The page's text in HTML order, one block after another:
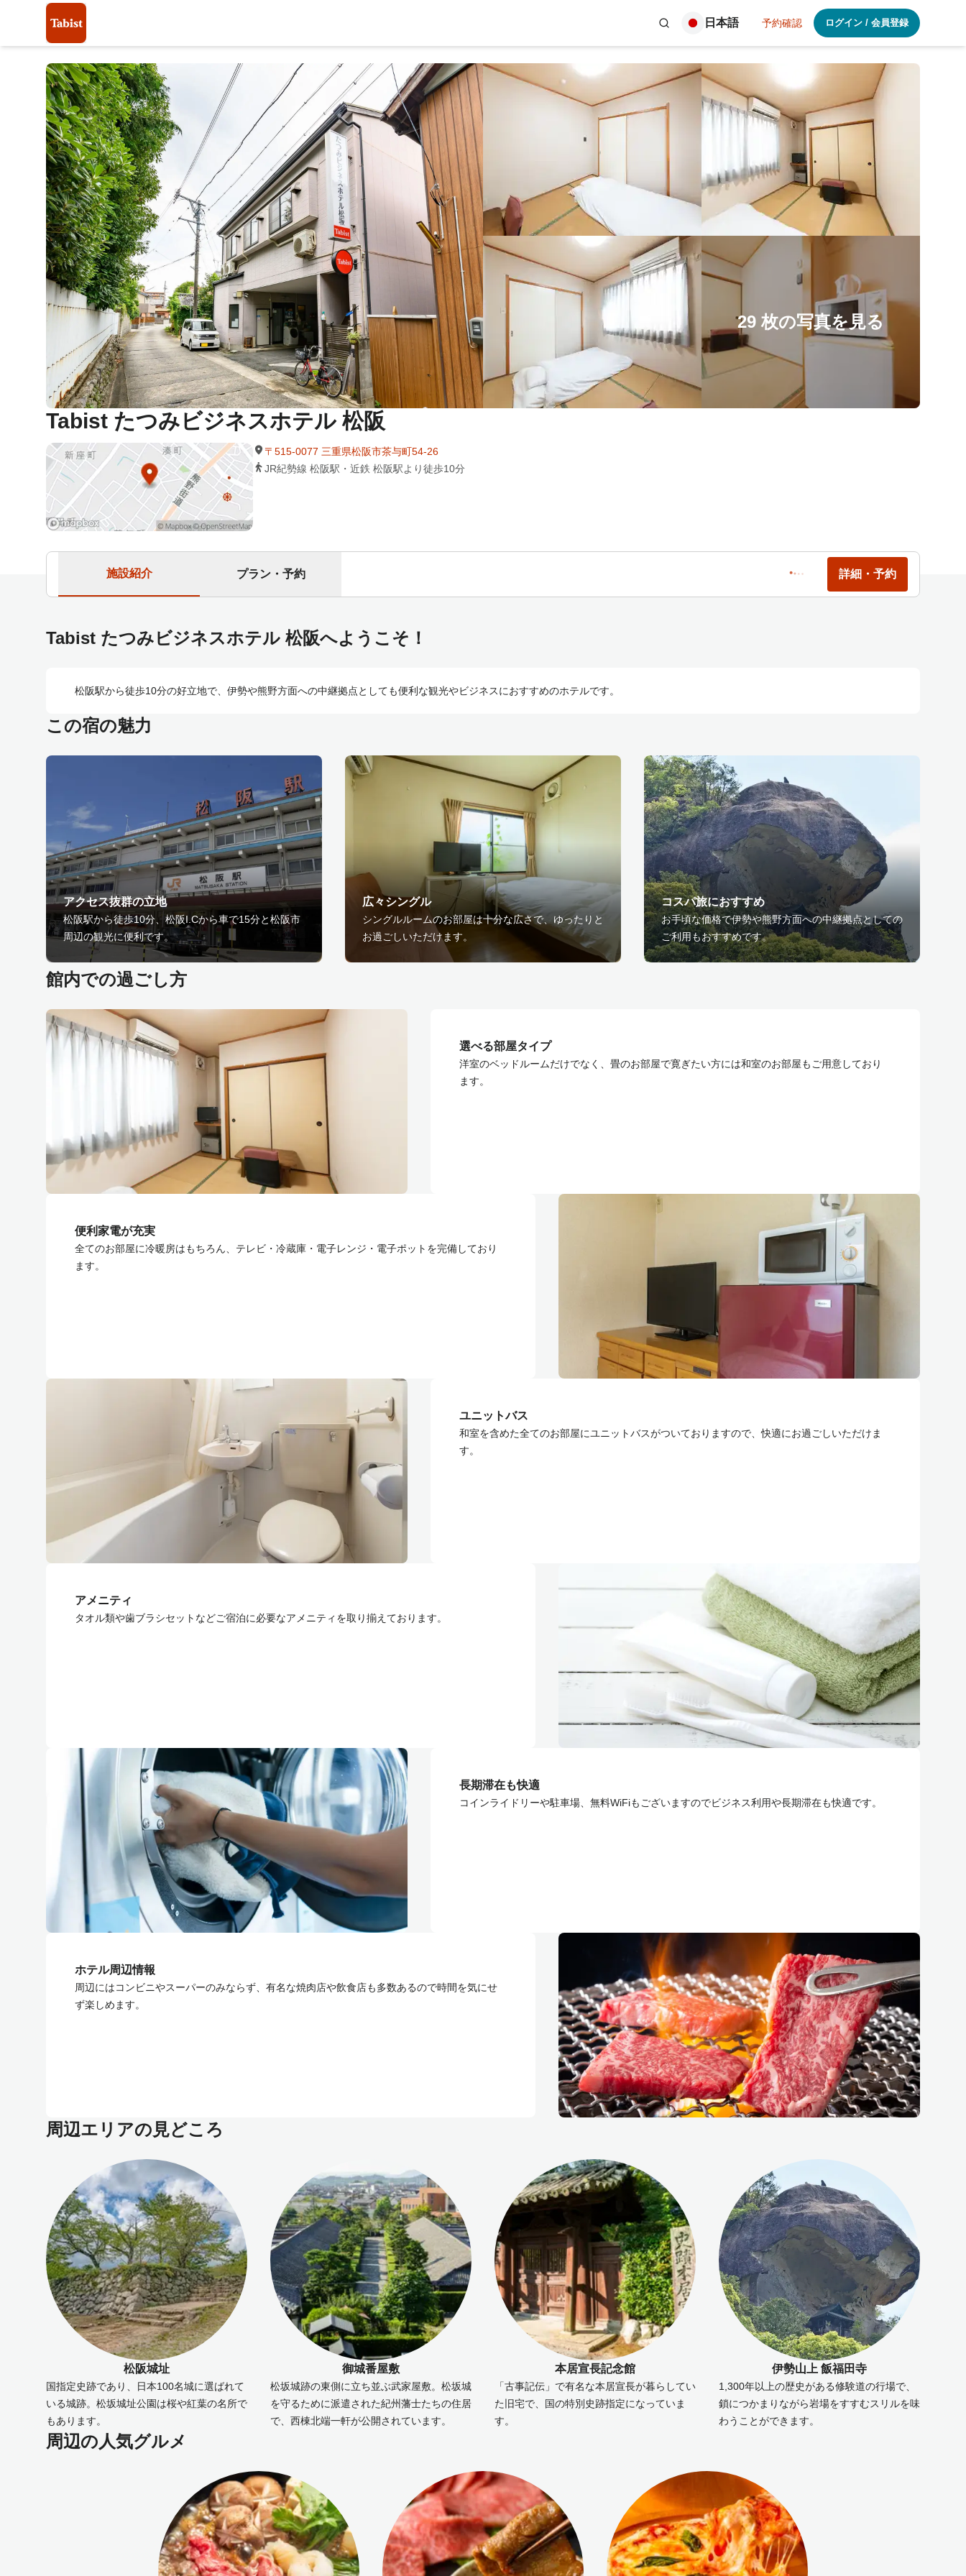
日本語 予約確認 ログイン / 会員登録
29 枚の写真を見る
Tabist たつみビジネスホテル 松阪
〒515-0077 三重県松阪市茶与町54-26
JR紀勢線 松阪駅・近鉄 松阪駅より徒歩10分
施設紹介 プラン・予約 詳細・予約
Tabist たつみビジネスホテル 松阪へようこそ！
松阪駅から徒歩10分の好立地で、伊勢や熊野方面への中継拠点としても便利な観光やビジネスにおすすめのホテルです。
この宿の魅力
アクセス抜群の立地
松阪駅から徒歩10分、松阪I.Cから車で15分と松阪市
周辺の観光に便利です。
広々シングル
シングルルームのお部屋は十分な広さで、ゆったりと
お過ごしいただけます。
コスパ旅におすすめ
お手頃な価格で伊勢や熊野方面への中継拠点としての
ご利用もおすすめです。
館内での過ごし方
選べる部屋タイプ
洋室のベッドルームだけでなく、畳のお部屋で寛ぎたい方には和室のお部屋もご用意しており
ます。
便利家電が充実
全てのお部屋に冷暖房はもちろん、テレビ・冷蔵庫・電子レンジ・電子ポットを完備しており
ます。
ユニットバス
和室を含めた全てのお部屋にユニットバスがついておりますので、快適にお過ごしいただけま
す。
アメニティ
タオル類や歯ブラシセットなどご宿泊に必要なアメニティを取り揃えております。
長期滞在も快適
コインライドリーや駐車場、無料WiFiもございますのでビジネス利用や長期滞在も快適です。
ホテル周辺情報
周辺にはコンビニやスーパーのみならず、有名な焼肉店や飲食店も多数あるので時間を気にせ
ず楽しめます。
周辺エリアの見どころ
松阪城址
国指定史跡であり、日本100名城に選ばれて
いる城跡。松坂城址公園は桜や紅葉の名所で
もあります。
御城番屋敷
松坂城跡の東側に立ち並ぶ武家屋敷。松坂城
を守るために派遣された紀州藩士たちの住居
で、西棟北端一軒が公開されています。
本居宣長記念館
「古事記伝」で有名な本居宣長が暮らしてい
た旧宅で、国の特別史跡指定になっていま
す。
伊勢山上 飯福田寺
1,300年以上の歴史がある修験道の行場で、
鎖につかまりながら岩場をすすむスリルを味
わうことができます。
周辺の人気グルメ